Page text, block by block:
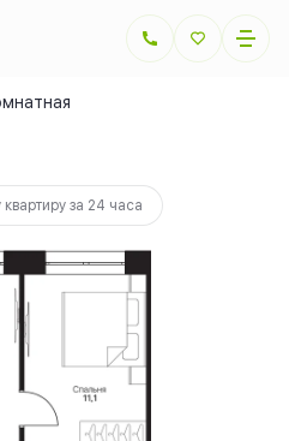
квартиру за 24 часа